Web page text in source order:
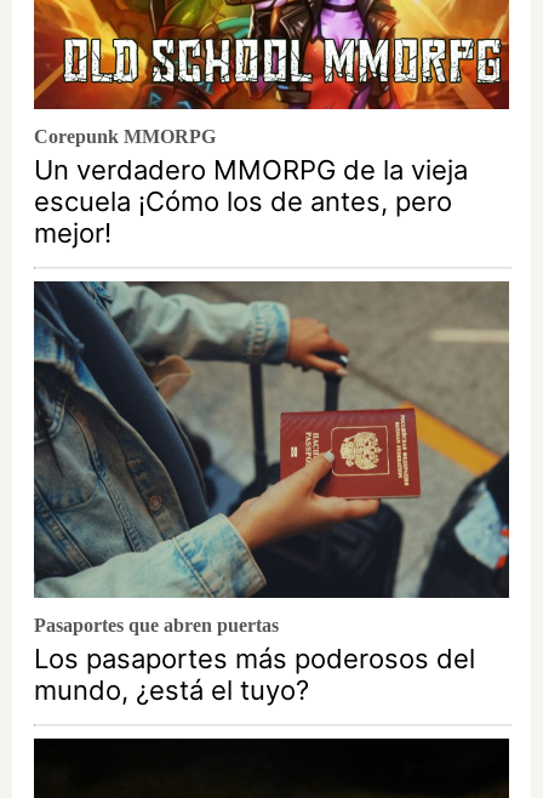
Corepunk MMORPG
Un verdadero MMORPG de la vieja
escuela ¡Cómo los de antes, pero
mejor!
Pasaportes que abren puertas
Los pasaportes más poderosos del
mundo, ¿está el tuyo?